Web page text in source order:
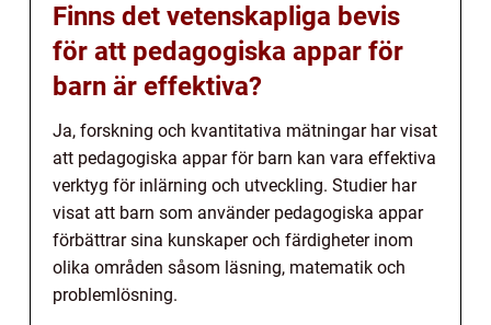
Finns det vetenskapliga bevis
för att pedagogiska appar för
barn är effektiva?
Ja, forskning och kvantitativa mätningar har visat
att pedagogiska appar för barn kan vara effektiva
verktyg för inlärning och utveckling. Studier har
visat att barn som använder pedagogiska appar
förbättrar sina kunskaper och färdigheter inom
olika områden såsom läsning, matematik och
problemlösning.